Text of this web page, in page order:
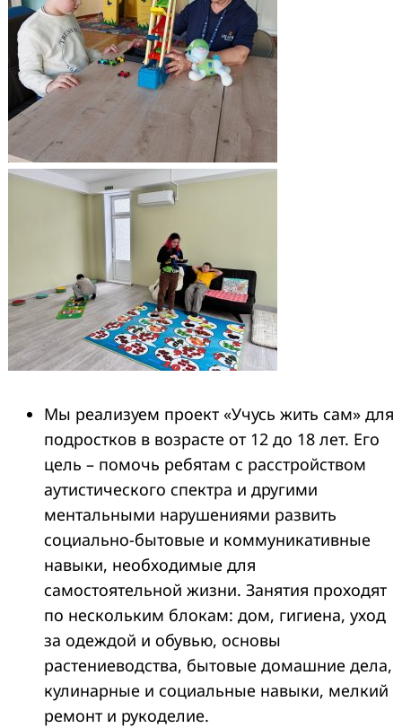
Мы реализуем проект «Учусь жить сам» для
подростков в возрасте от 12 до 18 лет. Его
цель – помочь ребятам с расстройством
аутистического спектра и другими
ментальными нарушениями развить
социально-бытовые и коммуникативные
навыки, необходимые для
самостоятельной жизни. Занятия проходят
по нескольким блокам: дом, гигиена, уход
за одеждой и обувью, основы
растениеводства, бытовые домашние дела,
кулинарные и социальные навыки, мелкий
ремонт и рукоделие.